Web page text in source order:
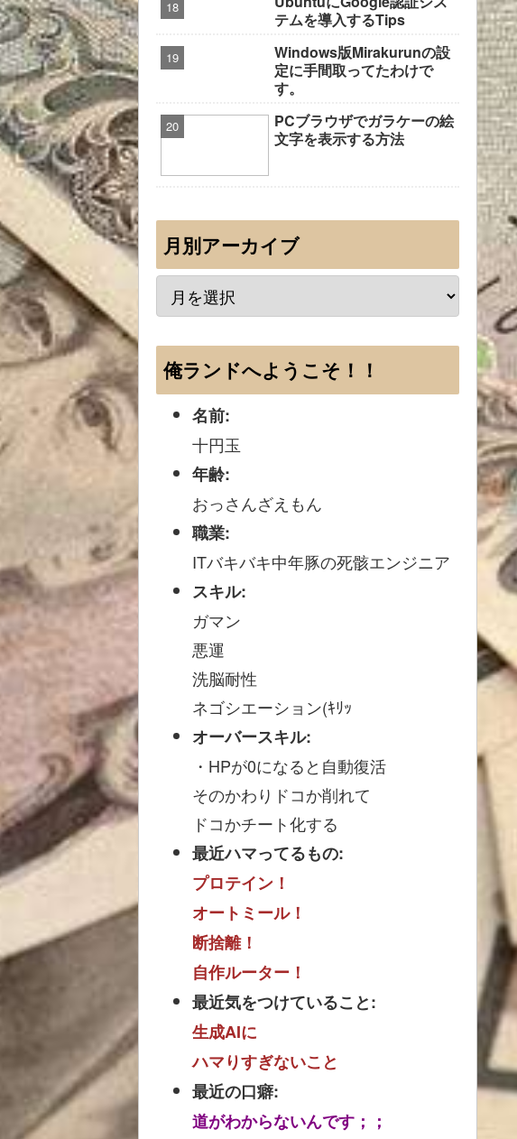
テムを導入するTips
Windows版Mirakurunの設
定に手間取ってたわけで
す。
PCブラウザでガラケーの絵
文字を表示する方法
月別アーカイブ
俺ランドへようこそ！！
名前:
十円玉
年齢:
おっさんざえもん
職業:
ITバキバキ中年豚の死骸エンジニア
スキル:
ガマン
悪運
洗脳耐性
ネゴシエーション(ｷﾘｯ
オーバースキル:
・HPが0になると自動復活
そのかわりドコか削れて
ドコかチート化する
最近ハマってるもの:
プロテイン！
オートミール！
断捨離！
自作ルーター！
最近気をつけていること:
生成AIに
ハマりすぎないこと
最近の口癖:
道がわからないんです；；